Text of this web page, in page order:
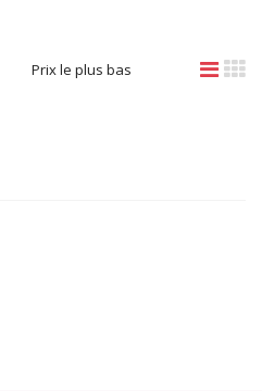
Prix le plus bas